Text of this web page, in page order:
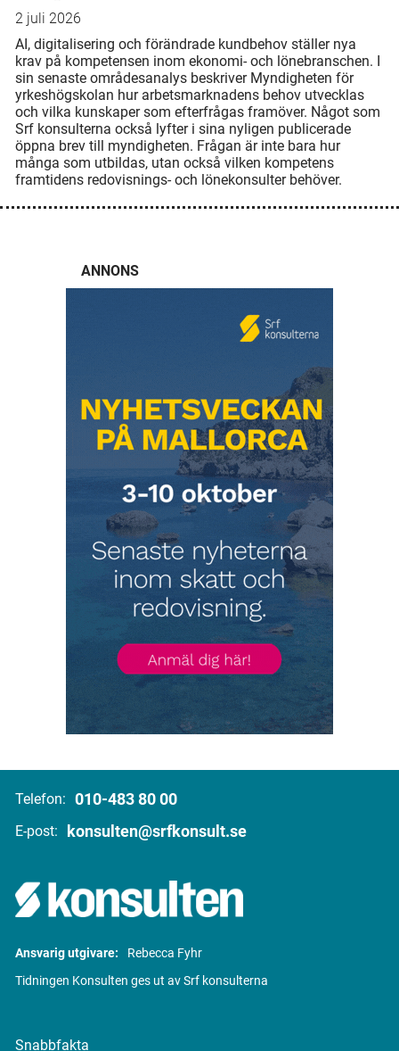
2 juli 2026
AI, digitalisering och förändrade kundbehov ställer nya
krav på kompetensen inom ekonomi- och lönebranschen. I
sin senaste områdesanalys beskriver Myndigheten för
yrkeshögskolan hur arbetsmarknadens behov utvecklas
och vilka kunskaper som efterfrågas framöver. Något som
Srf konsulterna också lyfter i sina nyligen publicerade
öppna brev till myndigheten. Frågan är inte bara hur
många som utbildas, utan också vilken kompetens
framtidens redovisnings- och lönekonsulter behöver.
ANNONS
Telefon: 010-483 80 00
E-post: konsulten@srfkonsult.se
Ansvarig utgivare:
Rebecca Fyhr
Tidningen Konsulten ges ut av Srf konsulterna
Snabbfakta